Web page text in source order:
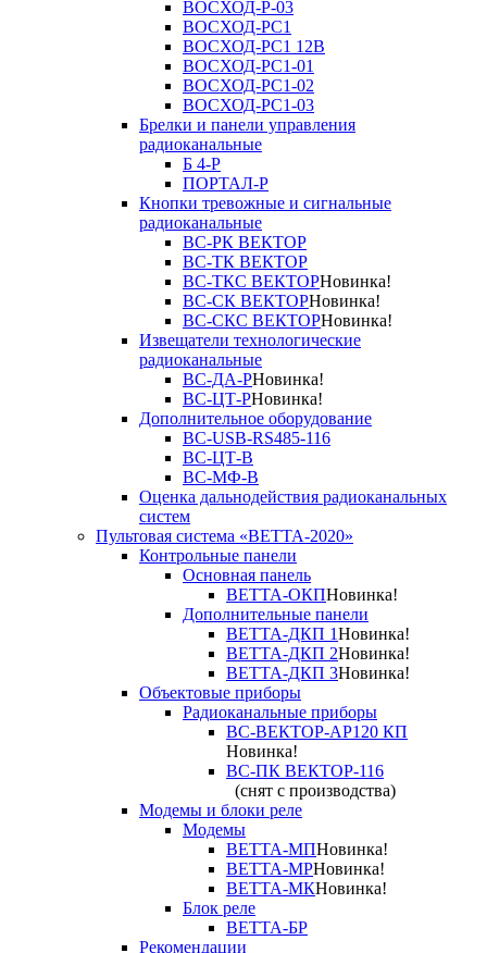
ВОСХОД-Р-03
ВОСХОД-РС1
ВОСХОД-РС1 12В
ВОСХОД-РС1-01
ВОСХОД-РС1-02
ВОСХОД-РС1-03
Брелки и панели управления
радиоканальные
Б 4-Р
ПОРТАЛ-Р
Кнопки тревожные и сигнальные
радиоканальные
ВС-РК ВЕКТОР
ВС-ТК ВЕКТОР
ВС-ТКС ВЕКТОРНовинка!
ВС-СК ВЕКТОРНовинка!
ВС-СКС ВЕКТОРНовинка!
Извещатели технологические
радиоканальные
ВС-ДА-РНовинка!
ВС-ЦТ-РНовинка!
Дополнительное оборудование
ВС-USB-RS485-116
ВС-ЦТ-В
ВС-МФ-В
Оценка дальнодействия радиоканальных
систем
Пультовая система «ВЕТТА-2020»
Контрольные панели
Основная панель
ВЕТТА-ОКПНовинка!
Дополнительные панели
ВЕТТА-ДКП 1Новинка!
ВЕТТА-ДКП 2Новинка!
ВЕТТА-ДКП 3Новинка!
Объектовые приборы
Радиоканальные приборы
ВС-ВЕКТОР-АР120 КП
Новинка!
ВС-ПК ВЕКТОР-116
(снят с производства)
Модемы и блоки реле
Модемы
ВЕТТА-МПНовинка!
ВЕТТА-МРНовинка!
ВЕТТА-МКНовинка!
Блок реле
ВЕТТА-БР
Рекомендации